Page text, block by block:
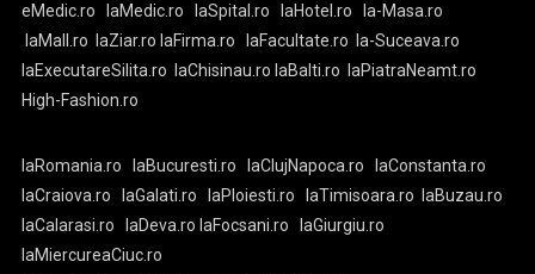
eMedic.ro laMedic.ro laSpital.ro laHotel.ro
la-Masa.ro
laMall.ro
laZiar.ro laFirma.ro laFacultate.ro
la-Suceava.ro
laExecutareSilita.ro
laChisinau.ro laBalti.ro
laPiatraNeamt.ro
High-Fashion.ro
laRomania.ro laBucuresti.ro laClujNapoca.ro
laConstanta.ro
laCraiova.ro
laGalati.ro laPloiesti.ro laTimisoara.ro
laBuzau.ro
laCalarasi.ro
laDeva.ro laFocsani.ro
laGiurgiu.ro
laMiercureaCiuc.ro